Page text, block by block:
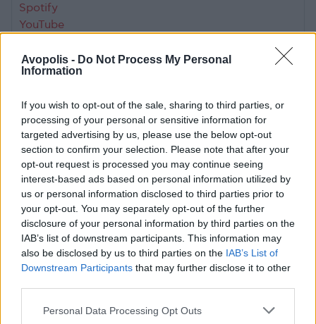
Avopolis - Do Not Process My Personal
Information
If you wish to opt-out of the sale, sharing to third parties, or
processing of your personal or sensitive information for
targeted advertising by us, please use the below opt-out
section to confirm your selection. Please note that after your
opt-out request is processed you may continue seeing
interest-based ads based on personal information utilized by
us or personal information disclosed to third parties prior to
your opt-out. You may separately opt-out of the further
disclosure of your personal information by third parties on the
IAB’s list of downstream participants. This information may
also be disclosed by us to third parties on the IAB’s List of
Downstream Participants that may further disclose it to other
Personal Data Processing Opt Outs
Spotify
YouTube
ΠΛΗΡΟΦΟΡΙΕΣ ΚΑΙ ΕΙΣΙΤΗΡΙΑΕΔΩ
Πληροφορίες για τον χώρο -
Μέγαρο Μουσικής Αθηνών
Το Μέγαρο Μουσικής Αθηνών είναι ένας
δημιουργικός πυρήνας πολιτιστικής δράσης,
εκπαιδευτικής προσπάθειας και κοινωνικής
ανάπτυξης, μια πολιτιστική στέγη οργανωμένη με
σύγχρονο τρόπο. Αποτελεί δυνατό παράδειγμα για
την επιτυχία που μπορεί να έχει η δημιουργική
συνεργασία ανάμεσα στο κράτος και τον ιδιωτικό